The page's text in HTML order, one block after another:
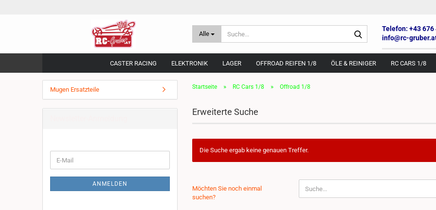
Alle
Suche...Telefon: +43 676
info@rc-
CASTER RACING ELEKTRONIK LAGER OFFROAD REIFEN 1/8 ÖLE & REINIGER RC CARS 1/8
Startseite » RC Cars 1/8 » Offroad 1/8
Erweiterte Suche
Die Suche ergab keine genauen Treffer.
SIE
NOCH
Möchten Sie noch einmal
suchen?
Mugen Ersatzteile
ZUR
E-
Mail
ANMELDEN